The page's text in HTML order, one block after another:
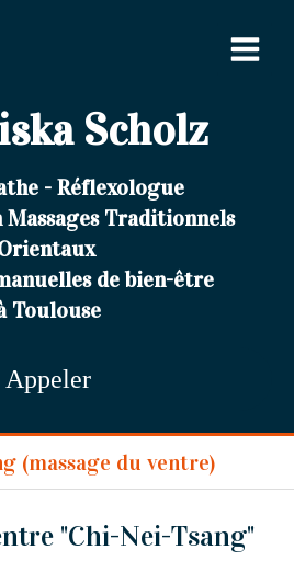
Scholz
- Réflexologue
Traditionnels
de bien-être
Toulouse
Appeler
(massage du ventre)
"Chi-Nei-Tsang"